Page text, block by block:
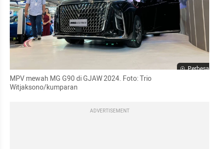
Perbesar
MPV mewah MG G90 di GJAW 2024. Foto: Trio
Witjaksono/kumparan
ADVERTISEMENT